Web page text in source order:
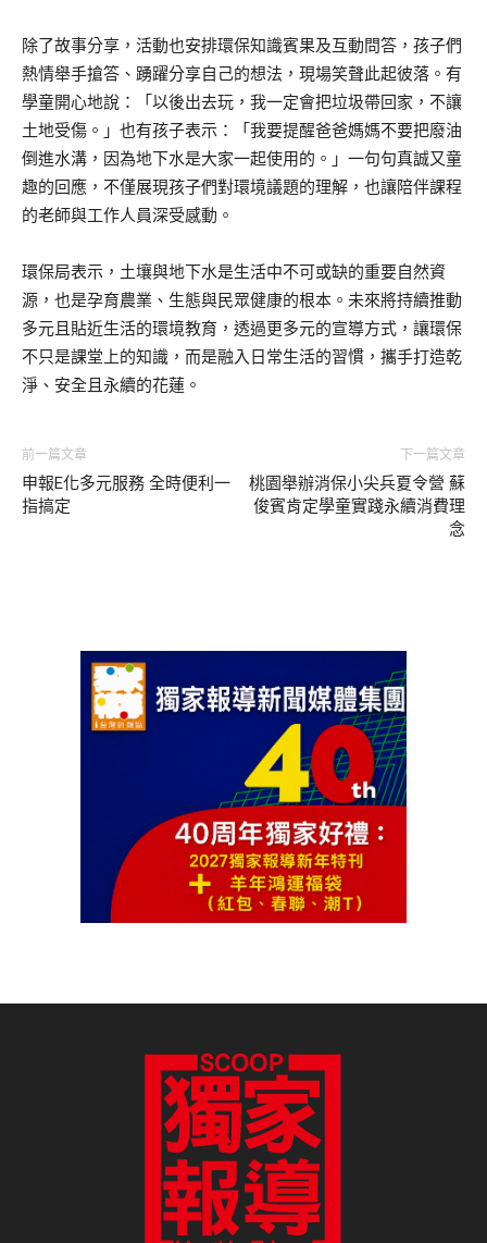
除了故事分享，活動也安排環保知識賓果及互動問答，孩子們
熱情舉手搶答、踴躍分享自己的想法，現場笑聲此起彼落。有
學童開心地說：「以後出去玩，我一定會把垃圾帶回家，不讓
土地受傷。」也有孩子表示：「我要提醒爸爸媽媽不要把廢油
倒進水溝，因為地下水是大家一起使用的。」一句句真誠又童
趣的回應，不僅展現孩子們對環境議題的理解，也讓陪伴課程
的老師與工作人員深受感動。
環保局表示，土壤與地下水是生活中不可或缺的重要自然資
源，也是孕育農業、生態與民眾健康的根本。未來將持續推動
多元且貼近生活的環境教育，透過更多元的宣導方式，讓環保
不只是課堂上的知識，而是融入日常生活的習慣，攜手打造乾
淨、安全且永續的花蓮。
前一篇文章
申報E化多元服務 全時便利一
指搞定
下一篇文章
桃園舉辦消保小尖兵夏令營 蘇
俊賓肯定學童實踐永續消費理
念